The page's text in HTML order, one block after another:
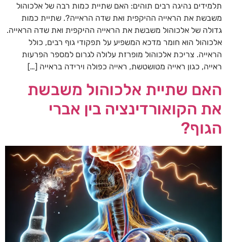
תלמידים נהיגה רבים תוהים: האם שתיית כמות רבה של אלכוהול
משבשת את הראייה ההיקפית ואת שדה הראייה?. שתיית כמות
גדולה של אלכוהול משבשת את הראייה ההיקפית ואת שדה הראייה.
אלכוהול הוא חומר מדכא המשפיע על תפקודי גוף רבים, כולל
הראייה. צריכת אלכוהול מופרזת עלולה לגרום למספר הפרעות
ראייה, כגון ראייה מטושטשת, ראייה כפולה וירידה בראייה […]
האם שתיית אלכוהול משבשת
את הקואורדינציה בין אברי
הגוף?